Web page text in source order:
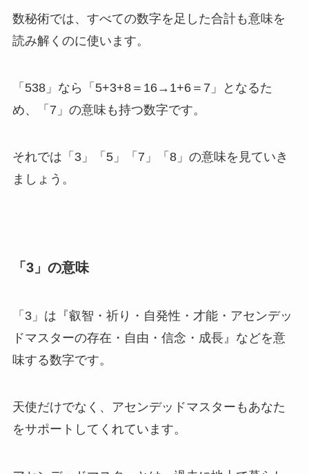
数秘術では、すべての数字を足した合計も意味を
読み解くのに使います。
「538」なら「5+3+8＝16→1+6＝7」となるた
め、「7」の意味も持つ数字です。
それでは「3」「5」「7」「8」の意味を見ていき
ましょう。
「3」の意味
「3」は『叡智・祈り・自発性・才能・アセンデッ
ドマスターの存在・自由・信念・成長』などを意
味する数字です。
天使だけでなく、アセンデッドマスターもあなた
をサポートしてくれています。